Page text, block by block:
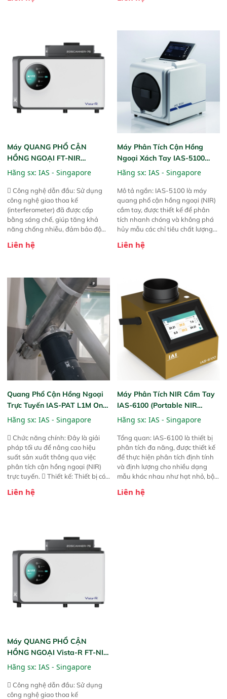
thức ăn chăn nuôi, nguyên liệu
thực phẩm, nông sản,..
năng theo dõi thông số theo thời
gian thực và trực quan hóa dữ
liệu để tăng chỉ số ROI cho doanh
Máy QUANG PHỔ CẬN
HỒNG NGOẠI FT-NIR
Analyzer Vista-R
Hãng sx: IAS - Singapore
 Công nghệ dẫn đầu: Sử dụng
công nghệ giao thoa kế
(interferometer) đã được cấp
bằng sáng chế, giúp tăng khả
năng chống nhiễu, đảm bảo độ
Phạm vi ứng dụng rộng: Đáp ứng
ngành công nghiệp khác nhau. 
Độ nhạy cao: Trang bị đầu dò
InGaAs độ nhạy cao, cung cấp
phản hồi phổ tuyến tính đầy đủ,
đảm bảo độ chính xác và khả
năng lặp lại tối ưu.
Liên hệ
Máy Phân Tích Cận Hồng
Ngoại Xách Tay IAS-5100
(Portable NIR Analyzer)
Hãng sx: IAS - Singapore
Mô tả ngắn: IAS-5100 là máy
quang phổ cận hồng ngoại (NIR)
cầm tay, được thiết kế để phân
tích nhanh chóng và không phá
hủy mẫu các chỉ tiêu chất lượng
Thiết bị linh hoạt cho nhiều kịch
trực tiếp ngoài đồng ruộng.
Liên hệ
Quang Phổ Cận Hồng Ngoại
Trực Tuyến IAS-PAT L1M On-
Line NIR
Hãng sx: IAS - Singapore
 Chức năng chính: Đây là giải
pháp tối ưu để nâng cao hiệu
suất sản xuất thông qua việc
phân tích cận hồng ngoại (NIR)
trực tuyến.  Thiết kế: Thiết bị có
hỗ trợ tản nhiệt tăng cường và đã
liệu để tăng chỉ số ROI cho doanh
nghiệp.
Liên hệ
Máy Phân Tích NIR Cầm Tay
IAS-6100 (Portable NIR
Analyzer)
Hãng sx: IAS - Singapore
Tổng quan: IAS-6100 là thiết bị
phân tích đa năng, được thiết kế
để thực hiện phân tích định tính
và định lượng cho nhiều dạng
mẫu khác nhau như hạt nhỏ, bột,
này cho phép bất kỳ ai cũng có
Liên hệ
Máy QUANG PHỔ CẬN
HỒNG NGOẠI Vista-R FT-NIR
(Vista-R FT-NIR Analyzer)
Hãng sx: IAS - Singapore
 Công nghệ dẫn đầu: Sử dụng
công nghệ giao thoa kế